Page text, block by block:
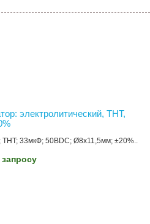
электролитический, THT,
THT; 33мкФ; 50ВDC; Ø8x11,5мм; ±20%..
запросу